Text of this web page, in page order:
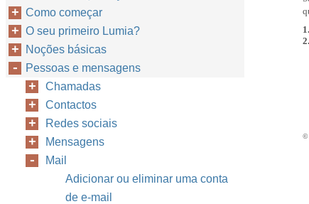
1.
2.
©
Como começar
O seu primeiro Lumia?
Noções básicas
Pessoas e mensagens
Chamadas
Contactos
Redes sociais
Mensagens
Mail
Adicionar ou eliminar uma conta
de e-mail